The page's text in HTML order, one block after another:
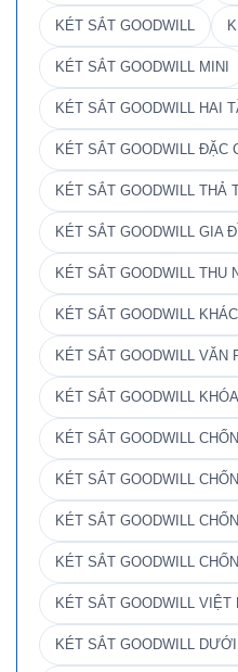
KÉT SẮT GOODWILL
KÉT SẮT GOODWILL MINI
KÉT SẮT GOODWILL HAI
KÉT SẮT GOODWILL ĐẶC
KÉT SẮT GOODWILL THẢ
KÉT SẮT GOODWILL GIA
KÉT SẮT GOODWILL THU
KÉT SẮT GOODWILL
KÉT SẮT GOODWILL VĂN
KÉT SẮT GOODWILL
KÉT SẮT GOODWILL
KÉT SẮT GOODWILL
KÉT SẮT GOODWILL
KÉT SẮT GOODWILL
KÉT SẮT GOODWILL VIỆT
KÉT SẮT GOODWILL